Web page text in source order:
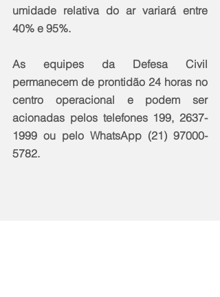
umidade relativa do ar variará entre
40% e 95%.
As equipes da Defesa Civil
permanecem de prontidão 24 horas no
centro operacional e podem ser
acionadas pelos telefones 199, 2637-
1999 ou pelo WhatsApp (21) 97000-
5782.